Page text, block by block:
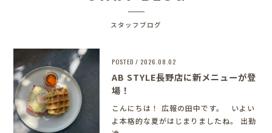
スタッフブログ
POSTED / 2026.08.02
AB STYLE長野店に新メニューが登
場！
こんにちは！ 広報の田中です。 いよい
よ本格的な夏がはじまりましたね。 出勤